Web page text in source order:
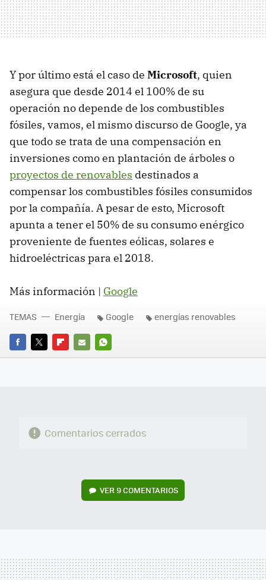
Y por último está el caso de Microsoft, quien
asegura que desde 2014 el 100% de su
operación no depende de los combustibles
fósiles, vamos, el mismo discurso de Google, ya
que todo se trata de una compensación en
inversiones como en plantación de árboles o
proyectos de renovables destinados a
compensar los combustibles fósiles consumidos
por la compañía. A pesar de esto, Microsoft
apunta a tener el 50% de su consumo enérgico
proveniente de fuentes eólicas, solares e
hidroeléctricas para el 2018.
Más información | Google
FACEBOOK
TWITTERFLIPBOARD
E-
WHATSAPP
TEMAS Energía Google energías renovables
Comentarios cerrados
VER 9 COMENTARIOS